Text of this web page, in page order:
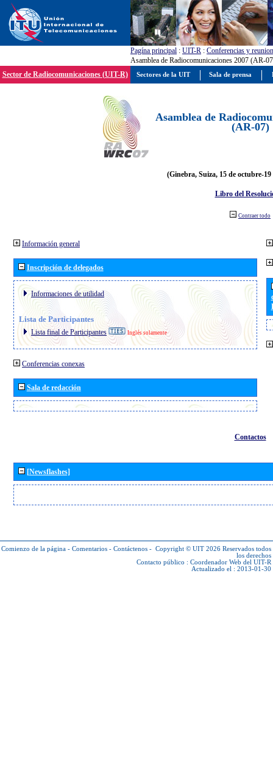
Pagína principal : UIT-R : Conferencias y
Asamblea de Radiocomunicaciones 2007 (AR-
Sector de Radiocomunicaciones (UIT-R)
Asamblea de
(AR-07)
(Ginebra, Suiza, 15 de octubre-19
Libro del
Contraer todo
Información general
Inscripción de delegados
Informaciones de utilidad
Lista de Participantes
Lista final de Participantes Inglés solamente
Conferencias conexas
Sala de redacción
Contactos
[Newsflashes]
Comienzo de la página - Comentarios - Contáctenos - Copyright © UIT 2026 Reservados todos
los derechos
Contacto público : Coordenador Web del UIT-R
Actualizado el : 2013-01-30
Sectores de la UIT Sala de prensa